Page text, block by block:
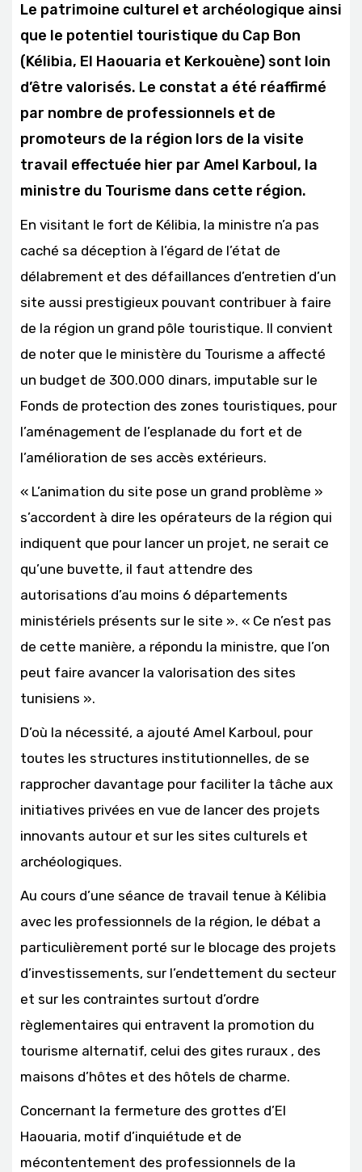
Le patrimoine culturel et archéologique ainsi
que le potentiel touristique du Cap Bon
(Kélibia, El Haouaria et Kerkouène) sont loin
d’être valorisés. Le constat a été réaffirmé
par nombre de professionnels et de
promoteurs de la région lors de la visite
travail effectuée hier par Amel Karboul, la
ministre du Tourisme dans cette région.
En visitant le fort de Kélibia, la ministre n’a pas
caché sa déception à l’égard de l’état de
délabrement et des défaillances d’entretien d’un
site aussi prestigieux pouvant contribuer à faire
de la région un grand pôle touristique. Il convient
de noter que le ministère du Tourisme a affecté
un budget de 300.000 dinars, imputable sur le
Fonds de protection des zones touristiques, pour
l’aménagement de l’esplanade du fort et de
l’amélioration de ses accès extérieurs.
« L’animation du site pose un grand problème »
s’accordent à dire les opérateurs de la région qui
indiquent que pour lancer un projet, ne serait ce
qu’une buvette, il faut attendre des
autorisations d’au moins 6 départements
ministériels présents sur le site ». « Ce n’est pas
de cette manière, a répondu la ministre, que l’on
peut faire avancer la valorisation des sites
tunisiens ».
D’où la nécessité, a ajouté Amel Karboul, pour
toutes les structures institutionnelles, de se
rapprocher davantage pour faciliter la tâche aux
initiatives privées en vue de lancer des projets
innovants autour et sur les sites culturels et
archéologiques.
Au cours d’une séance de travail tenue à Kélibia
avec les professionnels de la région, le débat a
particulièrement porté sur le blocage des projets
d’investissements, sur l’endettement du secteur
et sur les contraintes surtout d’ordre
règlementaires qui entravent la promotion du
tourisme alternatif, celui des gites ruraux , des
maisons d’hôtes et des hôtels de charme.
Concernant la fermeture des grottes d’El
Haouaria, motif d’inquiétude et de
mécontentement des professionnels de la